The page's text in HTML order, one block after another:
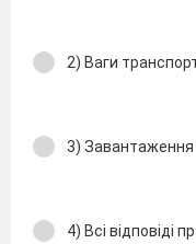
2) Ваги
3) Завантаження
4) Всі відповіді